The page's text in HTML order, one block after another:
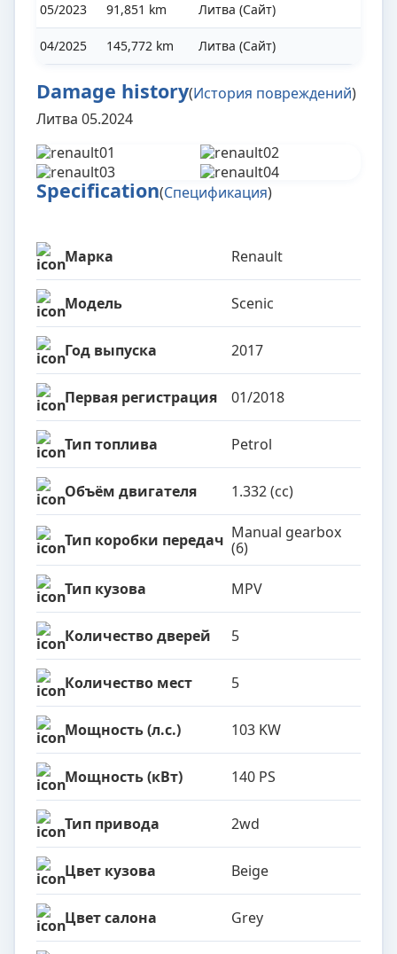
05/2023 91,851 km Литва (Сайт)
04/2025 145,772 km Литва (Сайт)
Damage history(История повреждений)
Литва 05.2024
Specification(Спецификация)
Марка Renault
Модель Scenic
Год выпуска 2017
Первая регистрация 01/2018
Тип топлива Petrol
Объём двигателя 1.332 (cc)
Тип коробки передач Manual gearbox
(6)
Тип кузова MPV
Количество дверей 5
Количество мест 5
Мощность (л.с.) 103 KW
Мощность (кВт) 140 PS
Тип привода 2wd
Цвет кузова Beige
Цвет салона Grey